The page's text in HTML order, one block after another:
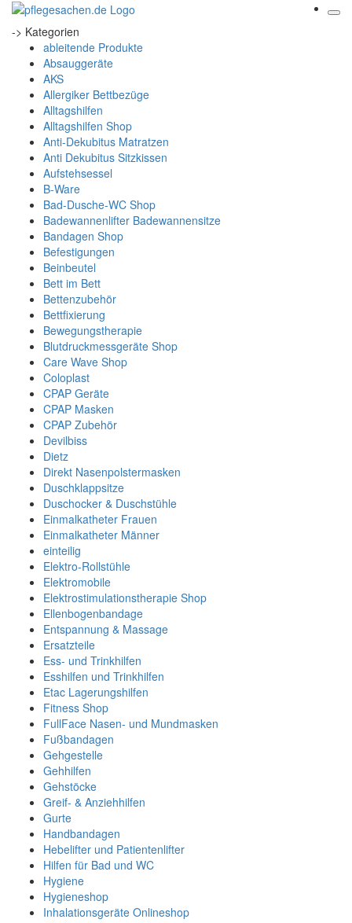
-> Kategorien
ableitende Produkte
Absauggeräte
AKS
Allergiker Bettbezüge
Alltagshilfen
Alltagshilfen Shop
Anti-Dekubitus Matratzen
Anti Dekubitus Sitzkissen
Aufstehsessel
B-Ware
Bad-Dusche-WC Shop
Badewannenlifter Badewannensitze
Bandagen Shop
Befestigungen
Beinbeutel
Bett im Bett
Bettenzubehör
Bettfixierung
Bewegungstherapie
Blutdruckmessgeräte Shop
Care Wave Shop
Coloplast
CPAP Geräte
CPAP Masken
CPAP Zubehör
Devilbiss
Dietz
Direkt Nasenpolstermasken
Duschklappsitze
Duschocker & Duschstühle
Einmalkatheter Frauen
Einmalkatheter Männer
einteilig
Elektro-Rollstühle
Elektromobile
Elektrostimulationstherapie Shop
Ellenbogenbandage
Entspannung & Massage
Ersatzteile
Ess- und Trinkhilfen
Esshilfen und Trinkhilfen
Etac Lagerungshilfen
Fitness Shop
FullFace Nasen- und Mundmasken
Fußbandagen
Gehgestelle
Gehhilfen
Gehstöcke
Greif- & Anziehhilfen
Gurte
Handbandagen
Hebelifter und Patientenlifter
Hilfen für Bad und WC
Hygiene
Hygieneshop
Inhalationsgeräte Onlineshop